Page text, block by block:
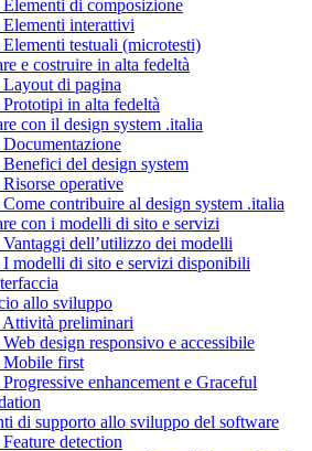
di composizione
interattivi
testuali (microtesti)
e costruire in alta fedeltà
di pagina
in alta fedeltà
con il design system .italia
del design system
operative
contribuire al design system .italia
con i modelli di sito e servizi
dell’utilizzo dei modelli
I modelli di sito e servizi disponibili
allo sviluppo
Attività preliminari
design responsivo e accessibile
Mobile first
enhancement e Graceful
di supporto allo sviluppo del software
detection